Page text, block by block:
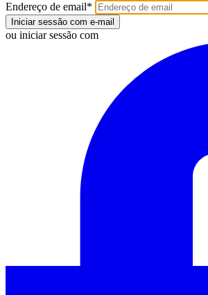
Endereço de email*
Iniciar sessão com e-mail
ou iniciar sessão com